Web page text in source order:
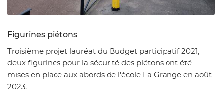
Figurines piétons
Troisième projet lauréat du Budget participatif 2021,
deux figurines pour la sécurité des piétons ont été
mises en place aux abords de l'école La Grange en août
2023.